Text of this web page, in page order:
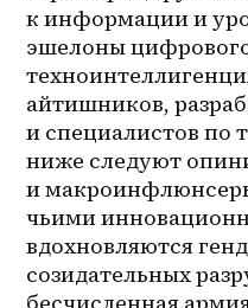
к информации и
эшелоны
айтишников,
и специалистов по
ниже следуют
и
чьими
вдохновляются
созидательных